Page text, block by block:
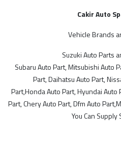
Suzie Parts
İthal Ürünlerimiz
TR
Cakir Auto
Vehicle Brands
Suzuki Auto Parts
Subaru Auto Part, Mitsubishi Auto
Part, Daihatsu Auto Part,
Part,Honda Auto Part, Hyundai Auto
Part, Chery Auto Part, Dfm Auto
You Can Supply